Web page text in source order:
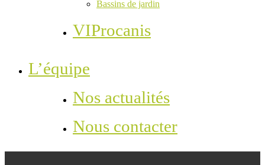
Bassins de jardin
VIProcanis
L’équipe
Nos actualités
Nous contacter